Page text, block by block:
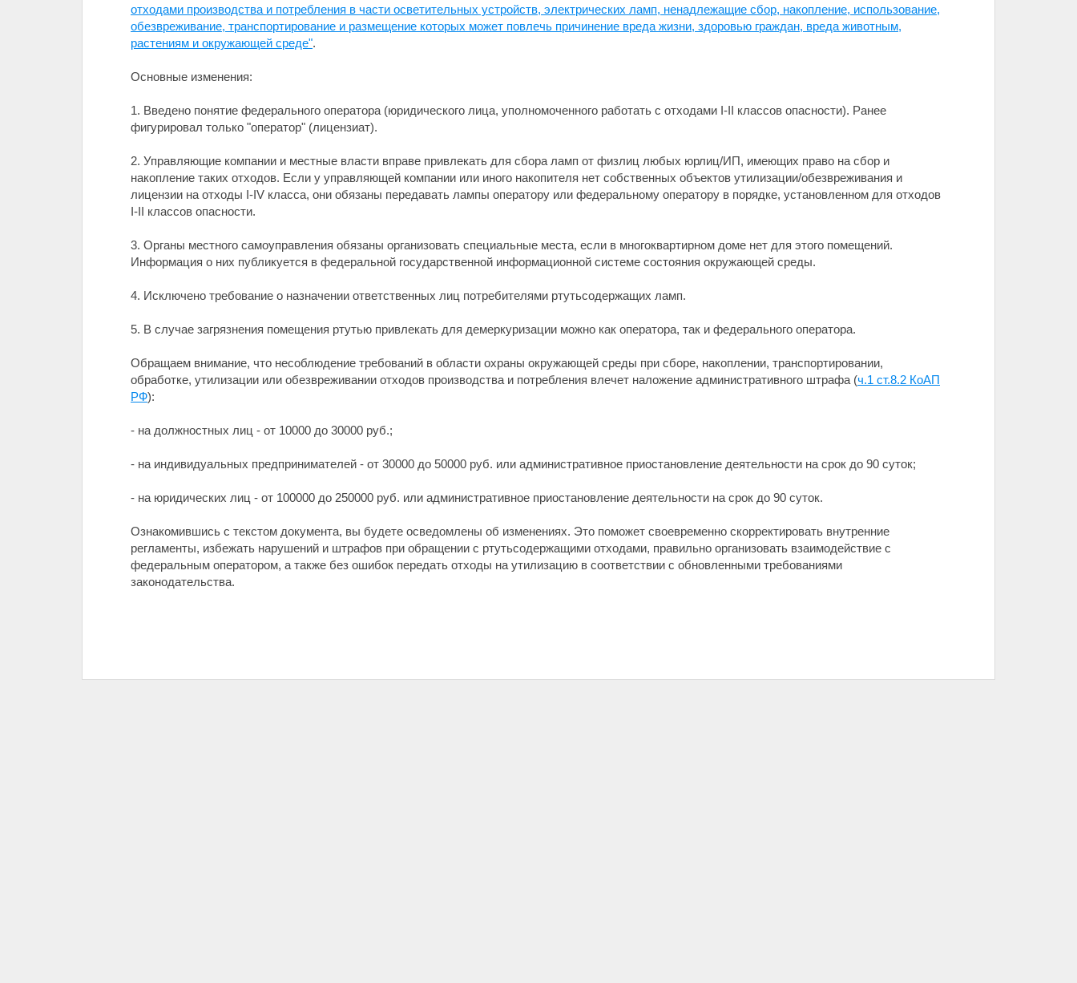
отходами производства и потребления в части осветительных устройств, электрических ламп, ненадлежащие сбор, накопление, использование,
обезвреживание, транспортирование и размещение которых может повлечь причинение вреда жизни, здоровью граждан, вреда животным,
растениям и окружающей среде".
Основные изменения:
1. Введено понятие федерального оператора (юридического лица, уполномоченного работать с отходами I-II классов опасности). Ранее
фигурировал только "оператор" (лицензиат).
2. Управляющие компании и местные власти вправе привлекать для сбора ламп от физлиц любых юрлиц/ИП, имеющих право на сбор и
накопление таких отходов. Если у управляющей компании или иного накопителя нет собственных объектов утилизации/обезвреживания и
лицензии на отходы I-IV класса, они обязаны передавать лампы оператору или федеральному оператору в порядке, установленном для отходов
I-II классов опасности.
3. Органы местного самоуправления обязаны организовать специальные места, если в многоквартирном доме нет для этого помещений.
Информация о них публикуется в федеральной государственной информационной системе состояния окружающей среды.
4. Исключено требование о назначении ответственных лиц потребителями ртутьсодержащих ламп.
5. В случае загрязнения помещения ртутью привлекать для демеркуризации можно как оператора, так и федерального оператора.
Обращаем внимание, что несоблюдение требований в области охраны окружающей среды при сборе, накоплении, транспортировании,
обработке, утилизации или обезвреживании отходов производства и потребления влечет наложение административного штрафа (ч.1 ст.8.2 КоАП
РФ):
- на должностных лиц - от 10000 до 30000 руб.;
- на индивидуальных предпринимателей - от 30000 до 50000 руб. или административное приостановление деятельности на срок до 90 суток;
- на юридических лиц - от 100000 до 250000 руб. или административное приостановление деятельности на срок до 90 суток.
Ознакомившись с текстом документа, вы будете осведомлены об изменениях. Это поможет своевременно скорректировать внутренние
регламенты, избежать нарушений и штрафов при обращении с ртутьсодержащими отходами, правильно организовать взаимодействие с
федеральным оператором, а также без ошибок передать отходы на утилизацию в соответствии с обновленными требованиями
законодательства.